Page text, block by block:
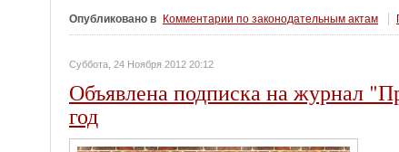
Опубликовано в Комментарии по законодательным актам
Суббота, 24 Ноября 2012 20:12
Объявлена подписка на журнал
год